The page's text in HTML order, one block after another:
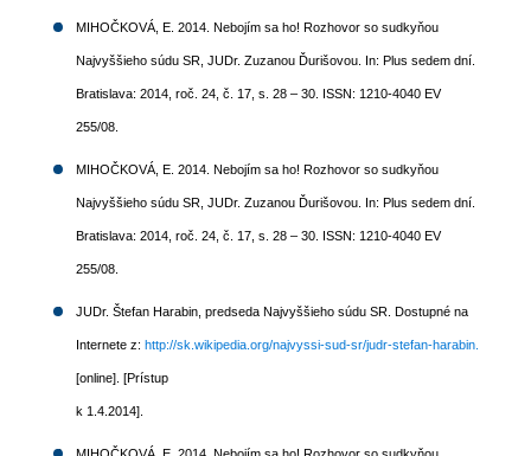
MIHOČKOVÁ, E. 2014. Nebojím sa ho! Rozhovor so sudkyňou
Najvyššieho súdu SR, JUDr. Zuzanou Ďurišovou. In: Plus sedem dní.
Bratislava: 2014, roč. 24, č. 17, s. 28 – 30. ISSN: 1210-4040 EV
255/08.
MIHOČKOVÁ, E. 2014. Nebojím sa ho! Rozhovor so sudkyňou
Najvyššieho súdu SR, JUDr. Zuzanou Ďurišovou. In: Plus sedem dní.
Bratislava: 2014, roč. 24, č. 17, s. 28 – 30. ISSN: 1210-4040 EV
255/08.
JUDr. Štefan Harabin, predseda Najvyššieho súdu SR. Dostupné na
Internete z: http://sk.wikipedia.org/najvyssi-sud-sr/judr-stefan-harabin.
[online]. [Prístup
k 1.4.2014].